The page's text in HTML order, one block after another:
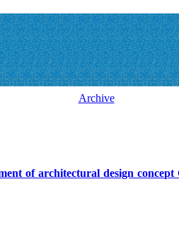
Archive
of architectural design